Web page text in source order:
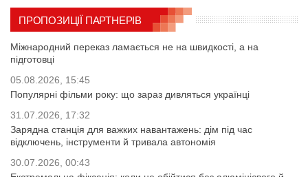
ПРОПОЗИЦІЇ ПАРТНЕРІВ
Міжнародний переказ ламається не на швидкості, а на
підготовці
05.08.2026, 15:45
Популярні фільми року: що зараз дивляться українці
31.07.2026, 17:32
Зарядна станція для важких навантажень: дім під час
відключень, інструменти й тривала автономія
30.07.2026, 00:43